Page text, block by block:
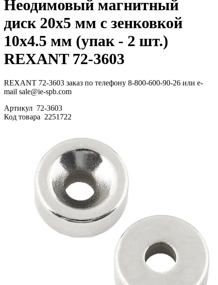
Неодимовый магнитный
диск 20х5 мм с зенковкой
10х4.5 мм (упак - 2 шт.)
REXANT 72-3603
REXANT 72-3603 заказ по телефону 8-800-600-90-26 или e-
mail sale@ie-spb.com
Артикул 72-3603
Код товара 2251722